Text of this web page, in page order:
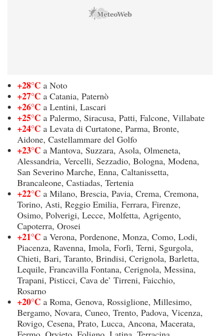
+28°C a Noto
+27°C a Catania, Paternò
+26°C a Lentini, Lascari
+25°C a Palermo, Siracusa, Patti, Falcone, Villabate
+24°C a Levata di Curtatone, Parma, Bronte,
Aidone, Castellammare del Golfo
+23°C a Mantova, Suzzara, Asola, Olmeneta,
Alessandria, Vercelli, Sezzadio, Bologna, Modena,
San Severino Marche, Enna, Caltanissetta,
Brancaleone, Castiadas, Tertenia
+22°C a Milano, Brescia, Pavia, Crema, Cremona,
Torino, Asti, Reggio Emilia, Ferrara, Firenze,
Osimo, Polverigi, Lecce, Molfetta, Agrigento,
Capoterra, Orosei
+21°C a Verona, Pordenone, Monza, Como, Lodi,
Piacenza, Ravenna, Imola, Forlì, Terni, Sgurgola,
Chieti, Bari, Taranto, Brindisi, Cerignola, Barletta,
Lequile, Francavilla Fontana, Cerignola, Messina,
Trapani, Pisticci, Cava de’ Tirreni, Faicchio,
Rosarno
+20°C a Roma, Genova, Rossiglione, Millesimo,
Bergamo, Novara, Cuneo, Trento, Padova, Vicenza,
Rovigo, Cesena, Prato, Lucca, Ancona, Macerata,